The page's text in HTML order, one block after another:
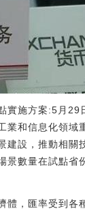
實施方案:5月
業和信息化領
建設，推動相
景數量在試點
體，匯率受到各